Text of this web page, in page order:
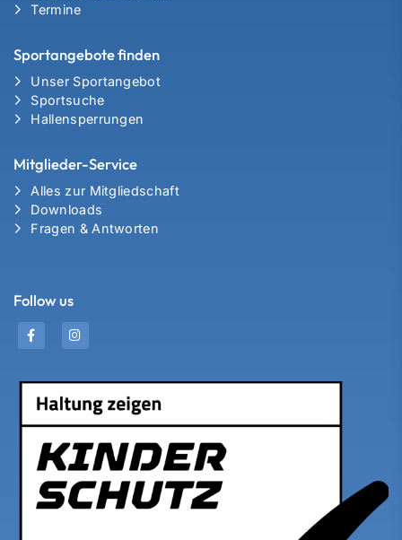
Termine
Sportangebote finden
Unser Sportangebot
Sportsuche
Hallensperrungen
Mitglieder-Service
Alles zur Mitgliedschaft
Downloads
Fragen & Antworten
Follow us